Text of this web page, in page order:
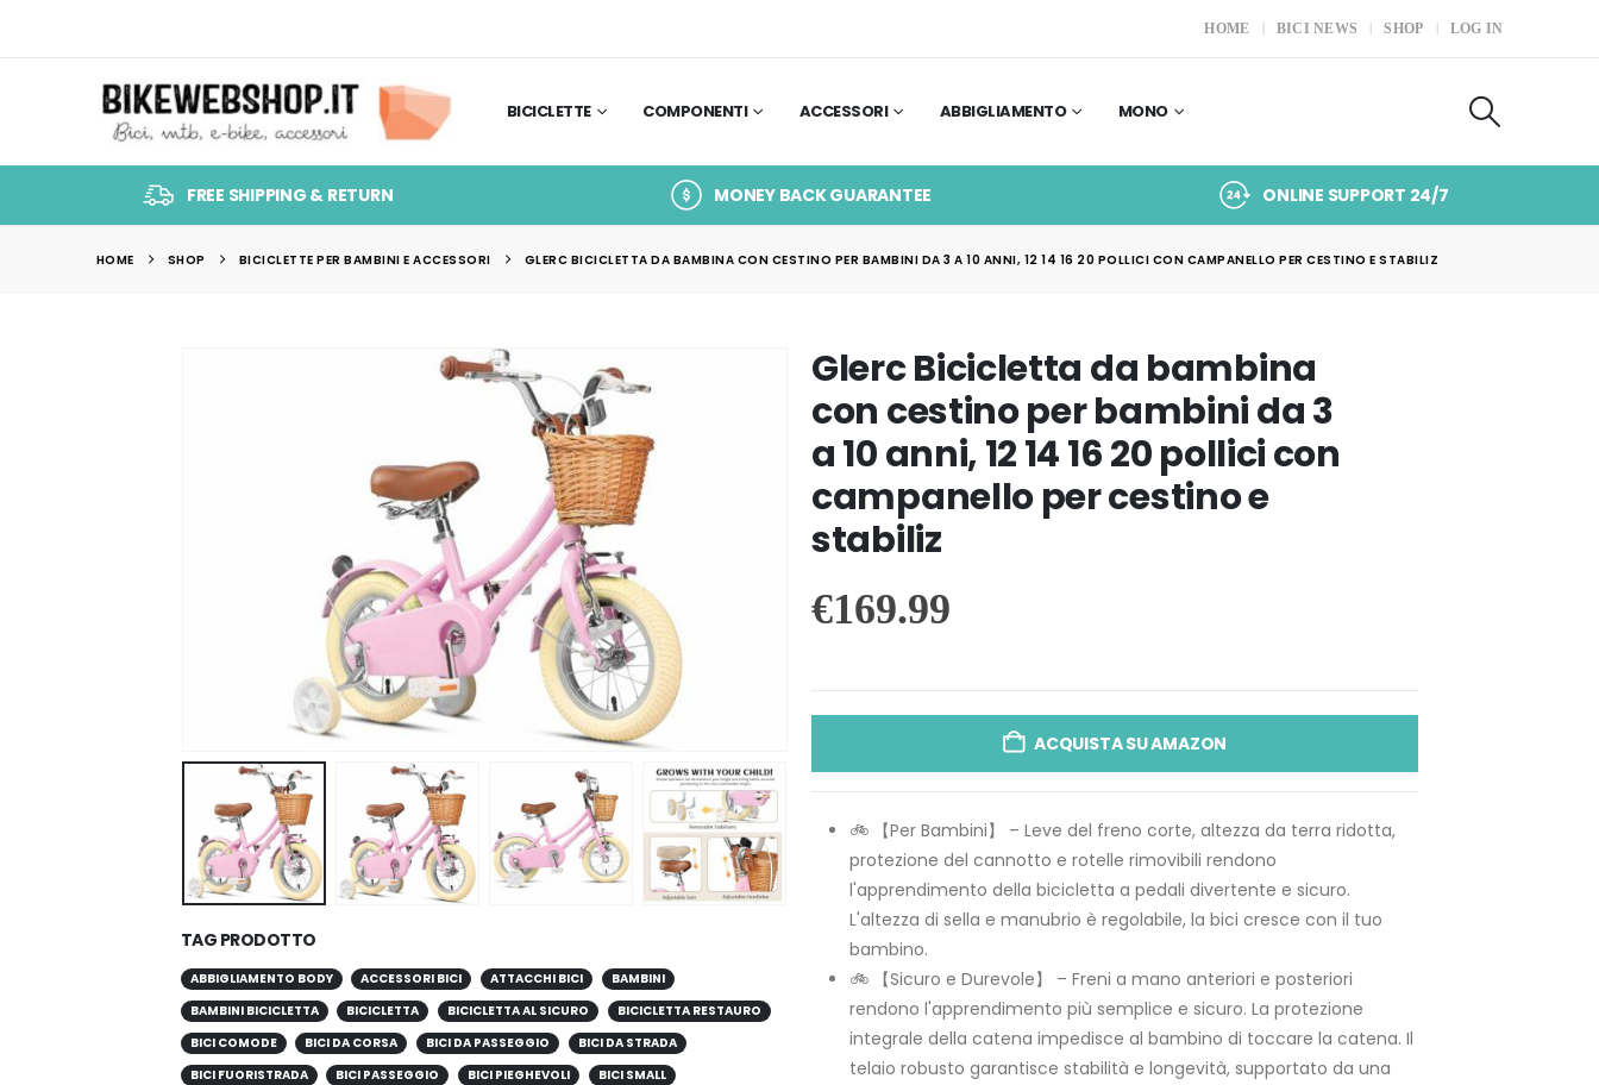
HOME BICI NEWS SHOP LOG IN
BICICLETTE COMPONENTI ACCESSORI ABBIGLIAMENTO MONO
FREE SHIPPING & RETURN MONEY BACK GUARANTEE ONLINE SUPPORT 24/7
HOME SHOP BICICLETTE PER BAMBINI E ACCESSORI GLERC BICICLETTA DA BAMBINA CON CESTINO PER BAMBINI DA 3 A 10 ANNI, 12 14 16 20 POLLICI CON CAMPANELLO PER CESTINO E STABILIZ
TAG PRODOTTO
ABBIGLIAMENTO BODY ACCESSORI BICI ATTACCHI BICI
BAMBINI
BAMBINI BICICLETTA
BICICLETTA BICICLETTA AL SICURO
BICICLETTA RESTAURO
BICI COMODE
BICI DA CORSA BICI DA PASSEGGIO
BICI DA STRADA
BICI FUORISTRADA
BICI PASSEGGIO BICI PIEGHEVOLI
BICI SMALL
Glerc Bicicletta da bambina
con cestino per bambini da 3
a 10 anni, 12 14 16 20 pollici con
campanello per cestino e
stabiliz
€169.99
ACQUISTA SU AMAZON
🚲 【Per Bambini】 – Leve del freno corte, altezza da terra ridotta,
protezione del cannotto e rotelle rimovibili rendono
l'apprendimento della bicicletta a pedali divertente e sicuro.
L'altezza di sella e manubrio è regolabile, la bici cresce con il tuo
bambino.
🚲 【Sicuro e Durevole】 – Freni a mano anteriori e posteriori
rendono l'apprendimento più semplice e sicuro. La protezione
integrale della catena impedisce al bambino di toccare la catena. Il
telaio robusto garantisce stabilità e longevità, supportato da una